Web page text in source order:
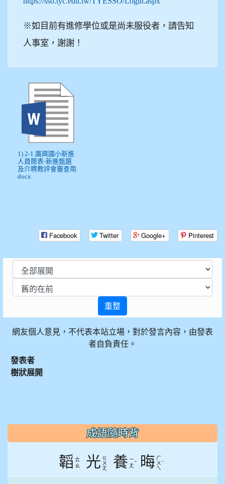
※如目前有進修學位或是尚未服役者，請告知
人事室，謝謝！
1) 2-1.廣興國小新進
人員簡表-新進甄選
及介聘教評會審查用.
docx
Facebook Twitter Google+ Pinterest
重整
網友個人意見，不代表本站立場，對於發言內容，由發表
者自負責任。
發表者
樹狀展開
::: 成語隨時背
韜 ㄊ
ㄠ
光 ㄍ
ㄨ
ㄤ
養 ㄧ
ㄤˇ 晦 ㄏ
ㄨ
ㄟ
ˋ